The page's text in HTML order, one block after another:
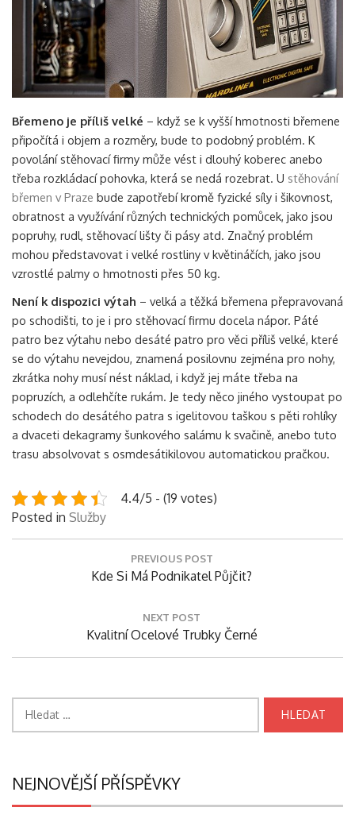
Břemeno je příliš velké – když se k vyšší hmotnosti břemene
připočítá i objem a rozměry, bude to podobný problém. K
povolání stěhovací firmy může vést i dlouhý koberec anebo
třeba rozkládací pohovka, která se nedá rozebrat. U stěhování
břemen v Praze bude zapotřebí kromě fyzické síly i šikovnost,
obratnost a využívání různých technických pomůcek, jako jsou
popruhy, rudl, stěhovací lišty či pásy atd. Značný problém
mohou představovat i velké rostliny v květináčích, jako jsou
vzrostlé palmy o hmotnosti přes 50 kg.
Není k dispozici výtah – velká a těžká břemena přepravovaná
po schodišti, to je i pro stěhovací firmu docela nápor. Páté
patro bez výtahu nebo desáté patro pro věci příliš velké, které
se do výtahu nevejdou, znamená posilovnu zejména pro nohy,
zkrátka nohy musí nést náklad, i když jej máte třeba na
popruzích, a odlehčíte rukám. Je tedy něco jiného vystoupat po
schodech do desátého patra s igelitovou taškou s pěti rohlíky
a dvaceti dekagramy šunkového salámu k svačině, anebo tuto
trasu absolvovat s osmdesátikilovou automatickou pračkou.
4.4/5 - (19 votes)
Posted in Služby
PREVIOUS POST
Previous
Kde Si Má Podnikatel Půjčit?
NEXT POST
Next
Kvalitní Ocelové Trubky Černé
NEJNOVĚJŠÍ PŘÍSPĚVKY